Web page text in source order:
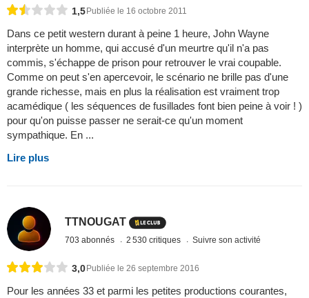
1,5Publiée le 16 octobre 2011
Dans ce petit western durant à peine 1 heure, John Wayne
interprète un homme, qui accusé d'un meurtre qu'il n'a pas
commis, s'échappe de prison pour retrouver le vrai coupable.
Comme on peut s'en apercevoir, le scénario ne brille pas d'une
grande richesse, mais en plus la réalisation est vraiment trop
acamédique ( les séquences de fusillades font bien peine à voir ! )
pour qu'on puisse passer ne serait-ce qu'un moment
sympathique. En ...
Lire plus
TTNOUGAT
703 abonnés 2 530 critiques Suivre son activité
3,0Publiée le 26 septembre 2016
Pour les années 33 et parmi les petites productions courantes,